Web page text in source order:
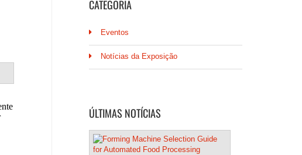
CATEGORIA
Eventos
Notícias da Exposição
ÚLTIMAS NOTÍCIAS